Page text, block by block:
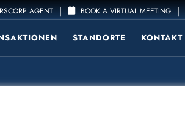
AGENT | BOOK A VIRTUAL MEETING |
STANDORTE KONTAKT